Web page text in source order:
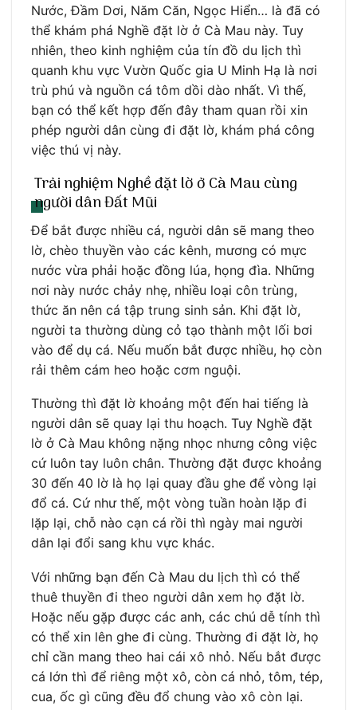
Nước, Đầm Dơi, Năm Căn, Ngọc Hiển… là đã có
thể khám phá Nghề đặt lờ ở Cà Mau này. Tuy
nhiên, theo kinh nghiệm của tín đồ du lịch thì
quanh khu vực Vườn Quốc gia U Minh Hạ là nơi
trù phú và nguồn cá tôm dồi dào nhất. Vì thế,
bạn có thể kết hợp đến đây tham quan rồi xin
phép người dân cùng đi đặt lờ, khám phá công
việc thú vị này.
Trải nghiệm Nghề đặt lờ ở Cà Mau cùng
người dân Đất Mũi
Để bắt được nhiều cá, người dân sẽ mang theo
lờ, chèo thuyền vào các kênh, mương có mực
nước vừa phải hoặc đồng lúa, họng đìa. Những
nơi này nước chảy nhẹ, nhiều loại côn trùng,
thức ăn nên cá tập trung sinh sản. Khi đặt lờ,
người ta thường dùng cỏ tạo thành một lối bơi
vào để dụ cá. Nếu muốn bắt được nhiều, họ còn
rải thêm cám heo hoặc cơm nguội.
Thường thì đặt lờ khoảng một đến hai tiếng là
người dân sẽ quay lại thu hoạch. Tuy Nghề đặt
lờ ở Cà Mau không nặng nhọc nhưng công việc
cứ luôn tay luôn chân. Thường đặt được khoảng
30 đến 40 lờ là họ lại quay đầu ghe để vòng lại
đổ cá. Cứ như thế, một vòng tuần hoàn lặp đi
lặp lại, chỗ nào cạn cá rồi thì ngày mai người
dân lại đổi sang khu vực khác.
Với những bạn đến Cà Mau du lịch thì có thể
thuê thuyền đi theo người dân xem họ đặt lờ.
Hoặc nếu gặp được các anh, các chú dễ tính thì
có thể xin lên ghe đi cùng. Thường đi đặt lờ, họ
chỉ cần mang theo hai cái xô nhỏ. Nếu bắt được
cá lớn thì để riêng một xô, còn cá nhỏ, tôm, tép,
cua, ốc gì cũng đều đổ chung vào xô còn lại.